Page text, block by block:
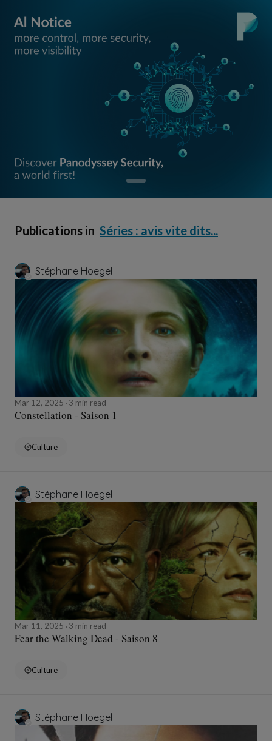
Publications in Séries : avis vite dits...
Stéphane Hoegel
Mar 12, 2025 3 min read
Constellation - Saison 1
Culture
Stéphane Hoegel
Mar 11, 2025 3 min read
Fear the Walking Dead - Saison 8
Culture
Stéphane Hoegel